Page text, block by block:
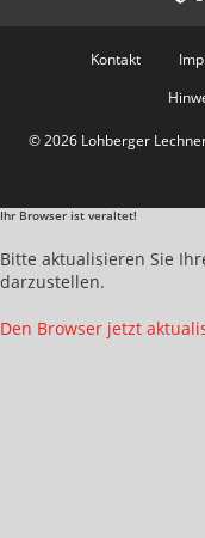
Kontakt
© 2026 Lohberger
Ihr Browser ist veraltet!
Bitte aktualisieren Sie
darzustellen.
Den Browser jetzt